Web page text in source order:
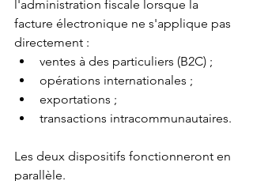
l'administration fiscale lorsque la
facture électronique ne s'applique pas
directement :
ventes à des particuliers (B2C) ;
opérations internationales ;
exportations ;
transactions intracommunautaires.
Les deux dispositifs fonctionneront en
parallèle.